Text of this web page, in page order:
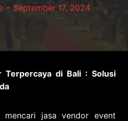
September 17, 2024
Terpercaya di Bali : Solusi
mencari jasa vendor event